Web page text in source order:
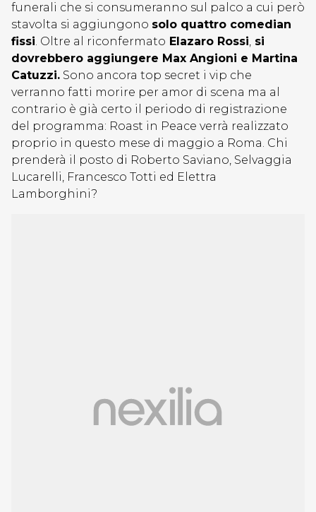
funerali che si consumeranno sul palco a cui però
stavolta si aggiungono solo quattro comedian
fissi. Oltre al riconfermato Elazaro Rossi, si
dovrebbero aggiungere Max Angioni e Martina
Catuzzi. Sono ancora top secret i vip che
verranno fatti morire per amor di scena ma al
contrario è già certo il periodo di registrazione
del programma: Roast in Peace verrà realizzato
proprio in questo mese di maggio a Roma. Chi
prenderà il posto di Roberto Saviano, Selvaggia
Lucarelli, Francesco Totti ed Elettra
Lamborghini?